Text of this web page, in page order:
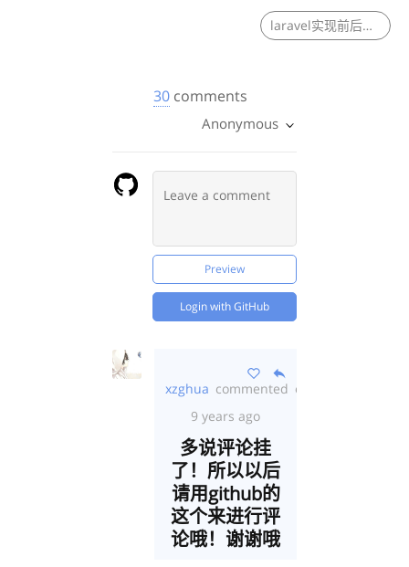
laravel实现前后端跳转不同的404页面
30comments
Anonymous
Preview
Login with GitHub
xzghua commented over
9 years ago
多说评论挂
了！所以以后
请用github的
这个来进行评
论哦！谢谢哦